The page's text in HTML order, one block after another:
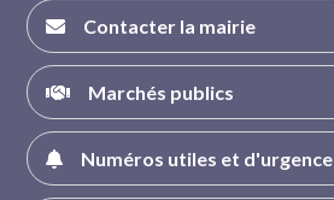
Contacter la mairie
Marchés publics
Numéros utiles et d'urgence